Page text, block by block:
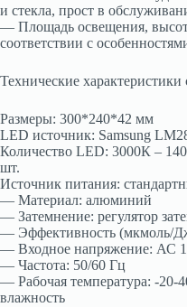
и стекла, прост в
— Площадь освещения,
соответствии с
Технические
Размеры: 300*240*42 мм
LED источник: Samsung
Количество LED: 3000К –
шт.
Источник питания:
— Материал: алюминий
— Затемнение: регулятор
— Эффективность (мкмоль/
— Входное напряжение: АС
— Частота: 50/60 Гц
— Рабочая температура: -20-
влажность